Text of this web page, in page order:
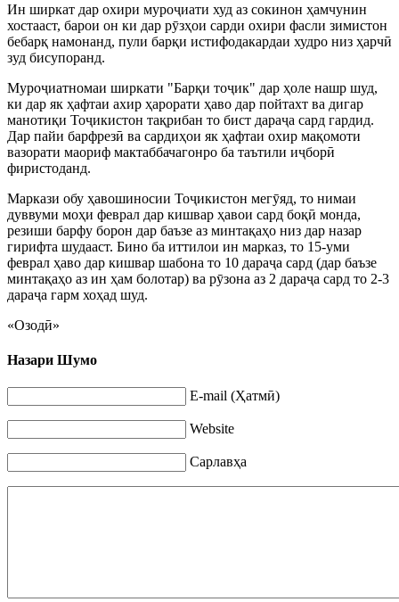
Ин ширкат дар охири муроҷиати худ аз сокинон ҳамчунин
хостааст, барои он ки дар рӯзҳои сарди охири фасли зимистон
бебарқ намонанд, пули барқи истифодакардаи худро низ ҳарчӣ
зуд бисупоранд.
Муроҷиатномаи ширкати "Барқи тоҷик" дар ҳоле нашр шуд,
ки дар як ҳафтаи ахир ҳарорати ҳаво дар пойтахт ва дигар
манотиқи Тоҷикистон тақрибан то бист дараҷа сард гардид.
Дар пайи барфрезӣ ва сардиҳои як ҳафтаи охир мақомоти
вазорати маориф мактаббачагонро ба таътили иҷборӣ
фиристоданд.
Маркази обу ҳавошиносии Тоҷикистон мегӯяд, то нимаи
дуввуми моҳи феврал дар кишвар ҳавои сард боқӣ монда,
резиши барфу борон дар баъзе аз минтақаҳо низ дар назар
гирифта шудааст. Бино ба иттилои ин марказ, то 15-уми
феврал ҳаво дар кишвар шабона то 10 дараҷа сард (дар баъзе
минтақаҳо аз ин ҳам болотар) ва рӯзона аз 2 дараҷа сард то 2-3
дараҷа гарм хоҳад шуд.
«Озодӣ»
Назари Шумо
E-mail (Ҳатмӣ)
Website
Сарлавҳа